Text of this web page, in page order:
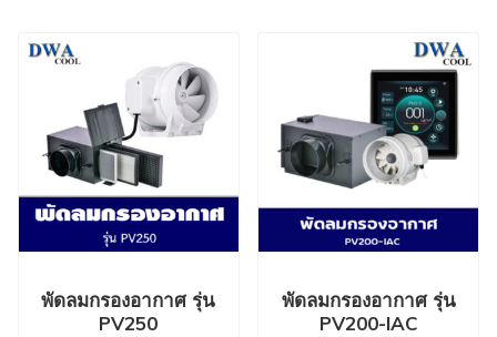
พัดลมกรองอากาศ รุ่น
PV250
พัดลมกรองอากาศ รุ่น
PV200-IAC